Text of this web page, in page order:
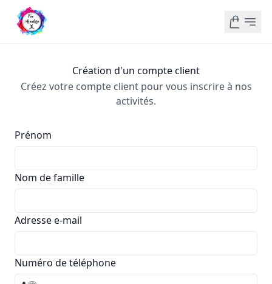
Création d'un compte client
Créez votre compte client pour vous inscrire à nos
activités.
Prénom
Nom de famille
Adresse e-mail
Numéro de téléphone